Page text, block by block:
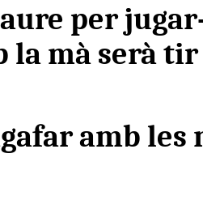
per
la mà serà
amb les